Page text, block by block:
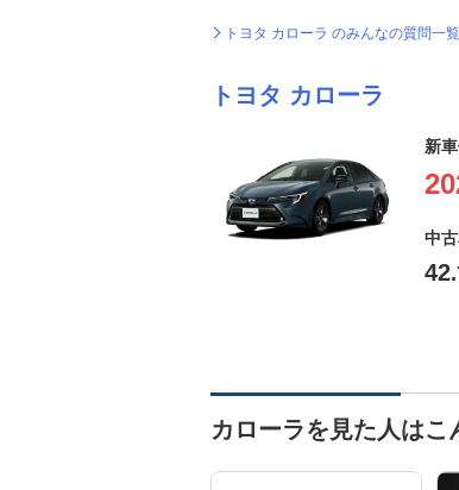
トヨタ カローラ のみんなの質問一
トヨタ カローラ
新
中
42
カローラを見た人は